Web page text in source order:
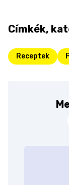
Címkék,
Receptek